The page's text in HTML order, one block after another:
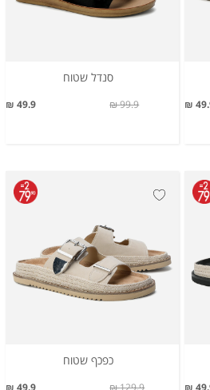
סנדל שטוח
49.9 ₪ 99.9 ₪
כפכף שטוח